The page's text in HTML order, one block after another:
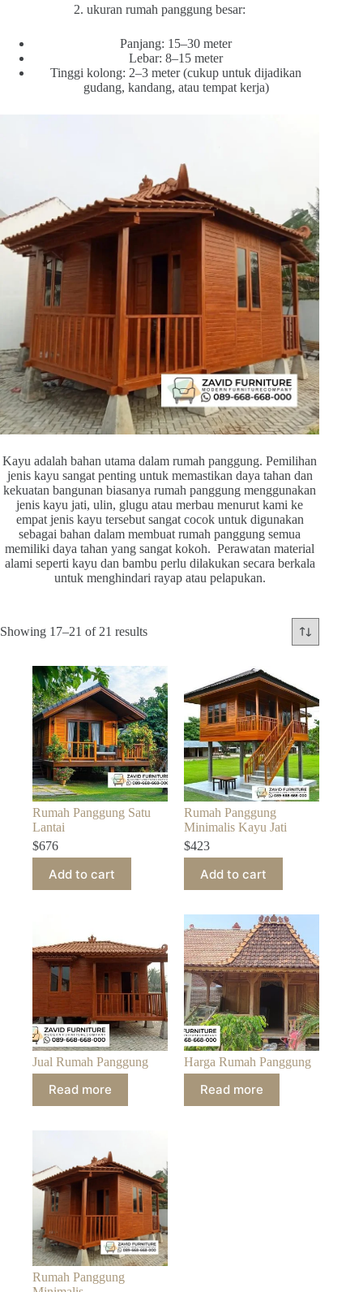
2. ukuran rumah panggung besar:
Panjang: 15–30 meter
Lebar: 8–15 meter
Tinggi kolong: 2–3 meter (cukup untuk dijadikan
gudang, kandang, atau tempat kerja)
Kayu adalah bahan utama dalam rumah panggung. Pemilihan
jenis kayu sangat penting untuk memastikan daya tahan dan
kekuatan bangunan biasanya rumah panggung menggunakan
jenis kayu jati, ulin, glugu atau merbau menurut kami ke
empat jenis kayu tersebut sangat cocok untuk digunakan
sebagai bahan dalam membuat rumah panggung semua
memiliki daya tahan yang sangat kokoh. Perawatan material
alami seperti kayu dan bambu perlu dilakukan secara berkala
untuk menghindari rayap atau pelapukan.
Showing 17–21 of 21 resultsSorted
Rumah Panggung Satu
Lantai
$676
Add to cart
Rumah Panggung
Minimalis Kayu Jati
$423
Add to cart
Jual Rumah Panggung
Read more
Harga Rumah Panggung
Read more
Rumah Panggung